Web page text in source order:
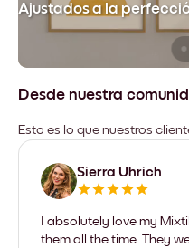
Ajustados a la
Desde nuestra
Esto es lo que nuestros
Sierra Uhrich
I absolutely love my
them all the time. They